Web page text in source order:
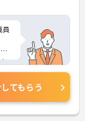
員
に
供
ら
てもらう